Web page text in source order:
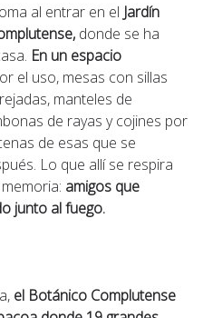
al entrar en el Jardín
donde se ha
En un espacio
el uso, mesas con sillas
manteles de
de rayas y cojines por
de esas que se
Lo que allí se respira
amigos que
junto al fuego.
el Botánico Complutense